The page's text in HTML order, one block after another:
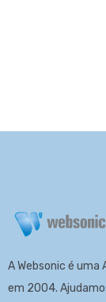
A Websonic é uma
em 2004.